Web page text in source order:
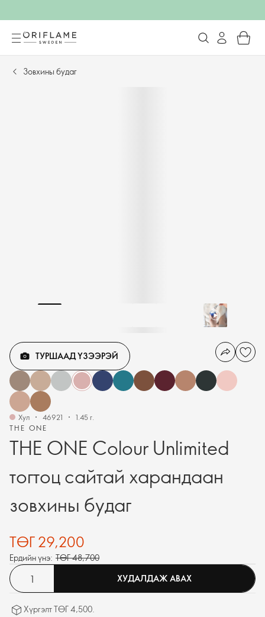
Зовхины будаг
THE ONE
THE ONE Colour Unlimited
тогтоц сайтай харандаан
зовхины будаг
ТУРШААД ҮЗЭЭРЭЙ
Хул 46921 1.45 г.
ТӨГ 29,200
Ердийн үнэ: ТӨГ 48,700
ХУДАЛДАЖ АВАХ
Хүргэлт ТӨГ 4,500.